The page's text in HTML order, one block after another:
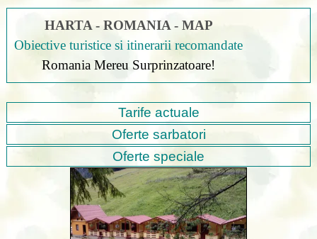
HARTA - ROMANIA - MAP
Obiective turistice si itinerarii recomandate
Romania Mereu Surprinzatoare!
Tarife actuale
Oferte sarbatori
Oferte speciale